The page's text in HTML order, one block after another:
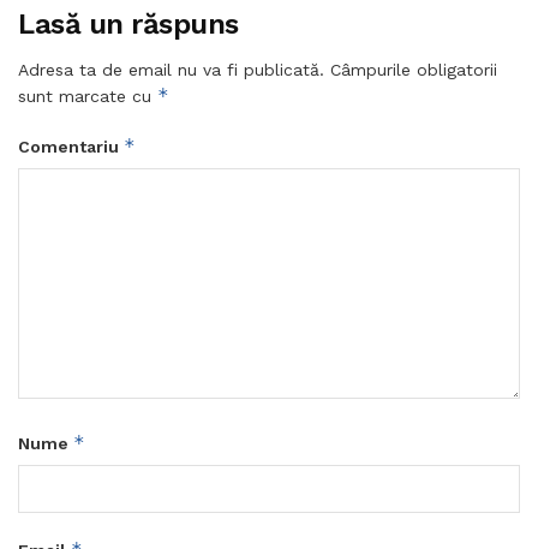
Lasă un răspuns
Adresa ta de email nu va fi publicată. Câmpurile obligatorii
sunt marcate cu *
Comentariu *
Nume *